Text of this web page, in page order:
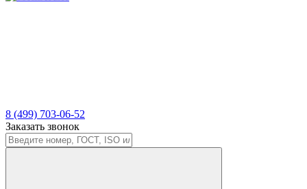
8 (499) 703-06-52
Заказать звонок